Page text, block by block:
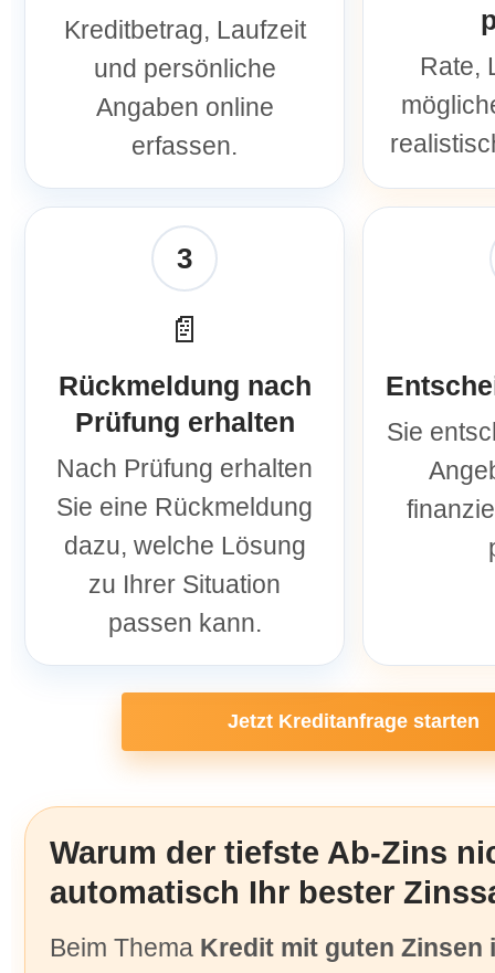
Kreditbetrag, Laufzeit
und persönliche
Angaben online
erfassen.
Rate,
3
📄
Rückmeldung nach
Prüfung erhalten
Nach Prüfung erhalten
Sie eine Rückmeldung
dazu, welche Lösung
zu Ihrer Situation
passen kann.
Sie
Jetzt Kreditanfrage starten
Warum der tiefste Ab-Zins
automatisch Ihr bester
Beim Thema Kredit mit guten Zinsen